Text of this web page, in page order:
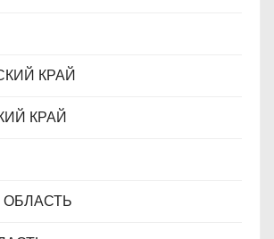
КРАЙ
КРАЙ
ОБЛАСТЬ